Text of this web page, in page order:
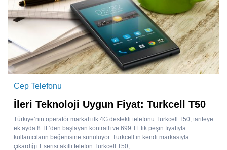
Cep Telefonu
İleri Teknoloji Uygun Fiyat: Turkcell T50
Türkiye’nin operatör markalı ilk 4G destekli telefonu Turkcell T50, tarifeye
ek ayda 8 TL’den başlayan kontratlı ve 699 TL’lik peşin fiyatıyla
kullanıcıların beğenisine sunuluyor. Turkcell’in kendi markasıyla
çıkardığı T serisi akıllı telefon Turkcell T50,...